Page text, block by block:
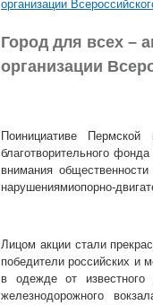
Город для всех –
организации
Поинициативе Пермской
благотворительного
внимания
нарушениямиопорно-
Лицом акции стали
победители российских и
в одежде от
железнодорожного